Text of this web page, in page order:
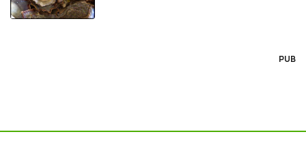
PUB